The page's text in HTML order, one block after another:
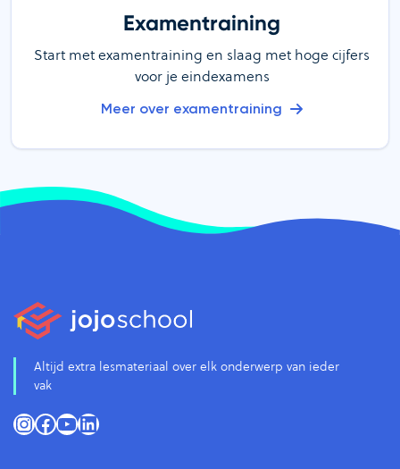
Examentraining
Start met examentraining en slaag met hoge cijfers
voor je eindexamens
Meer over examentraining
Altijd extra lesmateriaal over elk onderwerp van ieder
vak
Instagram
Facebook
YouTube
LinkedIn